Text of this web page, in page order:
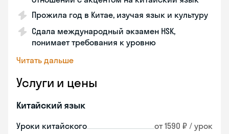
Прожила год в Китае, изучая язык и культуру
Сдала международный экзамен HSK,
понимает требования к уровню
Читать дальше
Услуги и цены
Китайский язык
Уроки китайского от 1590 ₽ / урок